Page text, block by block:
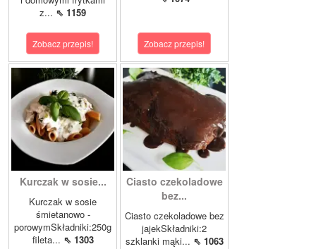
z... ⇖ 1159
Zobacz przepis! Zobacz przepis!
Kurczak w sosie...
Kurczak w sosie
śmietanowo -
porowymSkładniki:250g
fileta... ⇖ 1303
Ciasto czekoladowe
bez...
Ciasto czekoladowe bez
jajekSkładniki:2
szklanki mąki... ⇖ 1063